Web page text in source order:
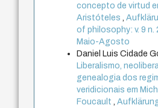
concepto de virtud
Aristóteles
,
of philosophy: v. 9 n.
Maio-Agosto
Daniel Luis Cidade
Liberalismo,
genealogia dos
veridicionais em
Foucault
,